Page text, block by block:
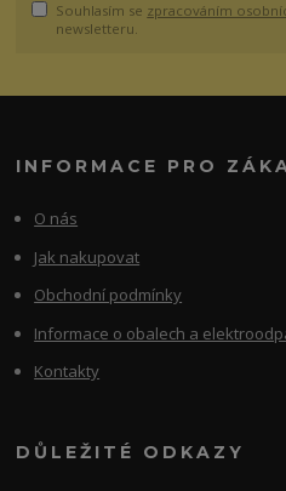
Souhlasím se zpracováním
newsletteru.
INFORMACE PRO
O nás
Jak nakupovat
Obchodní podmínky
Informace o obalech a
Kontakty
DŮLEŽITÉ ODKAZY